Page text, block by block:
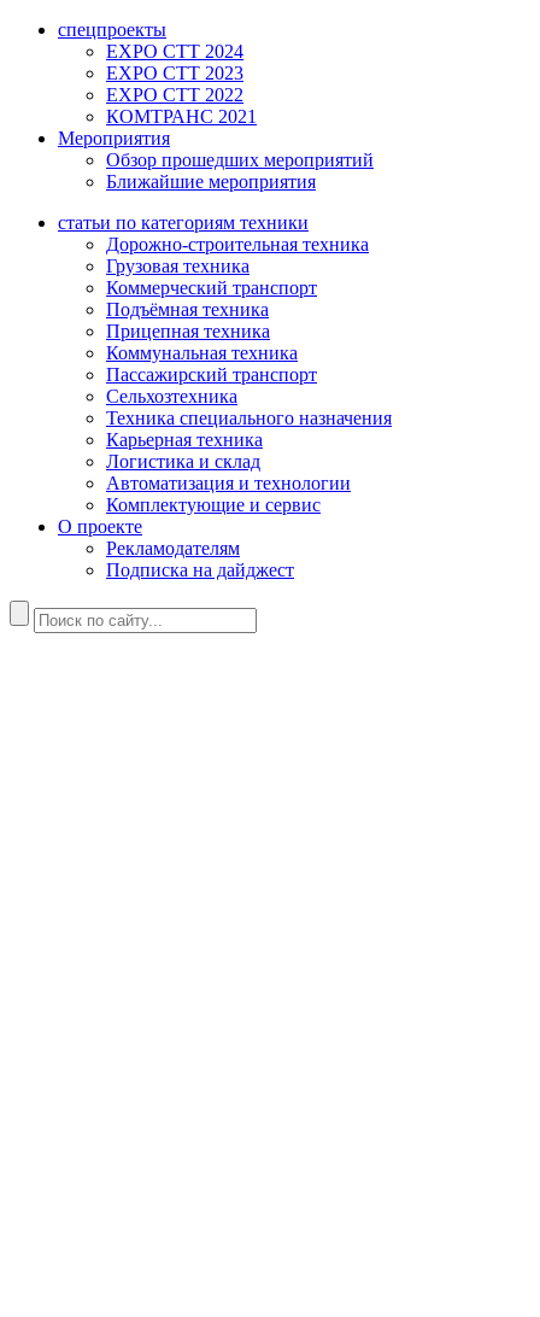
спецпроекты
EXPO CTT 2024
EXPO CTT 2023
EXPO CTT 2022
КОМТРАНС 2021
Мероприятия
Обзор прошедших мероприятий
Ближайшие мероприятия
статьи по категориям техники
Дорожно-строительная техника
Грузовая техника
Коммерческий транспорт
Подъёмная техника
Прицепная техника
Коммунальная техника
Пассажирский транспорт
Сельхозтехника
Техника специального назначения
Карьерная техника
Логистика и склад
Автоматизация и технологии
Комплектующие и сервис
О проекте
Рекламодателям
Подписка на дайджест